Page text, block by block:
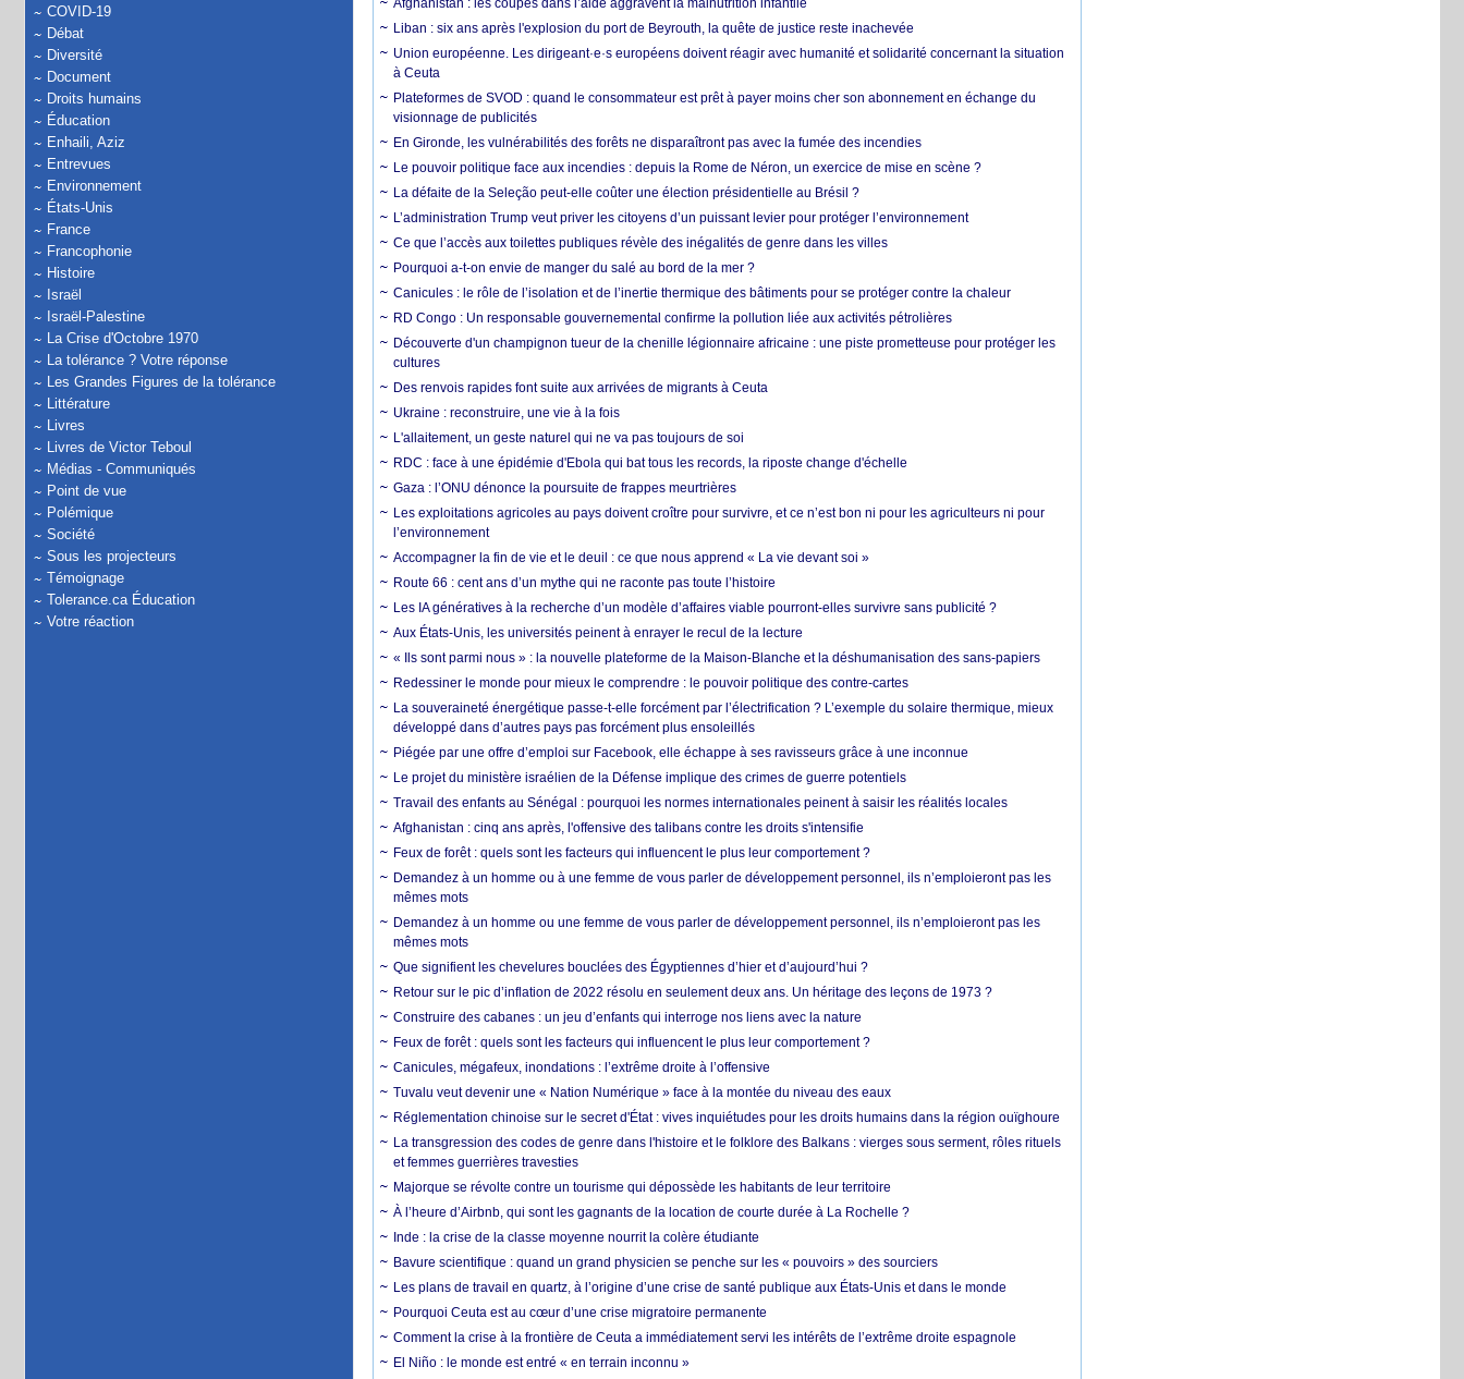
COVID-19
Débat
Diversité
Document
Droits humains
Éducation
Enhaili, Aziz
Entrevues
Environnement
États-Unis
France
Francophonie
Histoire
Israël
Israël-Palestine
La Crise d'Octobre 1970
La tolérance ? Votre réponse
Les Grandes Figures de la tolérance
Littérature
Livres
Livres de Victor Teboul
Médias - Communiqués
Point de vue
Polémique
Société
Sous les projecteurs
Témoignage
Tolerance.ca Éducation
Votre réaction
Afghanistan : les coupes dans l’aide aggravent la malnutrition infantile
Liban : six ans après l'explosion du port de Beyrouth, la quête de justice reste inachevée
Union européenne. Les dirigeant·e·s européens doivent réagir avec humanité et solidarité concernant la situation
à Ceuta
Plateformes de SVOD : quand le consommateur est prêt à payer moins cher son abonnement en échange du
visionnage de publicités
En Gironde, les vulnérabilités des forêts ne disparaîtront pas avec la fumée des incendies
Le pouvoir politique face aux incendies : depuis la Rome de Néron, un exercice de mise en scène ?
La défaite de la Seleção peut-elle coûter une élection présidentielle au Brésil ?
L’administration Trump veut priver les citoyens d’un puissant levier pour protéger l’environnement
Ce que l’accès aux toilettes publiques révèle des inégalités de genre dans les villes
Pourquoi a-t-on envie de manger du salé au bord de la mer ?
Canicules : le rôle de l’isolation et de l’inertie thermique des bâtiments pour se protéger contre la chaleur
RD Congo : Un responsable gouvernemental confirme la pollution liée aux activités pétrolières
Découverte d'un champignon tueur de la chenille légionnaire africaine : une piste prometteuse pour protéger les
cultures
Des renvois rapides font suite aux arrivées de migrants à Ceuta
Ukraine : reconstruire, une vie à la fois
L'allaitement, un geste naturel qui ne va pas toujours de soi
RDC : face à une épidémie d'Ebola qui bat tous les records, la riposte change d'échelle
Gaza : l’ONU dénonce la poursuite de frappes meurtrières
Les exploitations agricoles au pays doivent croître pour survivre, et ce n’est bon ni pour les agriculteurs ni pour
l’environnement
Accompagner la fin de vie et le deuil : ce que nous apprend « La vie devant soi »
Route 66 : cent ans d’un mythe qui ne raconte pas toute l’histoire
Les IA génératives à la recherche d’un modèle d’affaires viable pourront-elles survivre sans publicité ?
Aux États-Unis, les universités peinent à enrayer le recul de la lecture
« Ils sont parmi nous » : la nouvelle plateforme de la Maison-Blanche et la déshumanisation des sans-papiers
Redessiner le monde pour mieux le comprendre : le pouvoir politique des contre-cartes
La souveraineté énergétique passe-t-elle forcément par l’électrification ? L’exemple du solaire thermique, mieux
développé dans d’autres pays pas forcément plus ensoleillés
Piégée par une offre d’emploi sur Facebook, elle échappe à ses ravisseurs grâce à une inconnue
Le projet du ministère israélien de la Défense implique des crimes de guerre potentiels
Travail des enfants au Sénégal : pourquoi les normes internationales peinent à saisir les réalités locales
Afghanistan : cinq ans après, l'offensive des talibans contre les droits s'intensifie
Feux de forêt : quels sont les facteurs qui influencent le plus leur comportement ?
Demandez à un homme ou à une femme de vous parler de développement personnel, ils n’emploieront pas les
mêmes mots
Demandez à un homme ou une femme de vous parler de développement personnel, ils n’emploieront pas les
mêmes mots
Que signifient les chevelures bouclées des Égyptiennes d’hier et d’aujourd’hui ?
Retour sur le pic d’inflation de 2022 résolu en seulement deux ans. Un héritage des leçons de 1973 ?
Construire des cabanes : un jeu d’enfants qui interroge nos liens avec la nature
Feux de forêt : quels sont les facteurs qui influencent le plus leur comportement ?
Canicules, mégafeux, inondations : l’extrême droite à l’offensive
Tuvalu veut devenir une « Nation Numérique » face à la montée du niveau des eaux
Réglementation chinoise sur le secret d'État : vives inquiétudes pour les droits humains dans la région ouïghoure
La transgression des codes de genre dans l'histoire et le folklore des Balkans : vierges sous serment, rôles rituels
et femmes guerrières travesties
Majorque se révolte contre un tourisme qui dépossède les habitants de leur territoire
À l’heure d’Airbnb, qui sont les gagnants de la location de courte durée à La Rochelle ?
Inde : la crise de la classe moyenne nourrit la colère étudiante
Bavure scientifique : quand un grand physicien se penche sur les « pouvoirs » des sourciers
Les plans de travail en quartz, à l’origine d’une crise de santé publique aux États-Unis et dans le monde
Pourquoi Ceuta est au cœur d’une crise migratoire permanente
Comment la crise à la frontière de Ceuta a immédiatement servi les intérêts de l’extrême droite espagnole
El Niño : le monde est entré « en terrain inconnu »